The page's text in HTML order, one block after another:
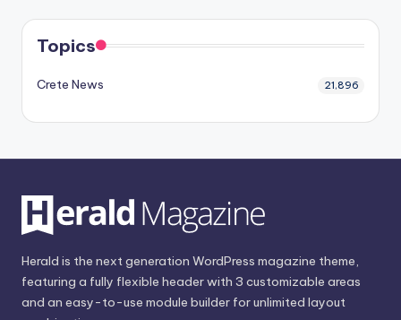
Topics
Crete News 21,896
Herald is the next generation WordPress magazine theme,
featuring a fully flexible header with 3 customizable areas
and an easy-to-use module builder for unlimited layout